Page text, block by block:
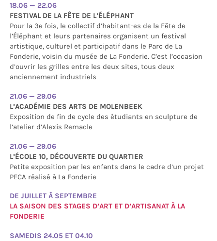
18.06 — 22.06
FESTIVAL DE LA FÊTE DE L’ÉLÉPHANT
Pour la 3e fois, le collectif d’habitant·es de la Fête de
l’Éléphant et leurs partenaires organisent un festival
artistique, culturel et participatif dans le Parc de La
Fonderie, voisin du musée de La Fonderie. C’est l’occasion
d’ouvrir les grilles entre les deux sites, tous deux
anciennement industriels
21.06 — 29.06
L’ACADÉMIE DES ARTS DE MOLENBEEK
Exposition de fin de cycle des étudiants en sculpture de
l’atelier d’Alexis Remacle
21.06 — 29.06
L’ÉCOLE 10, DÉCOUVERTE DU QUARTIER
Petite exposition par les enfants dans le cadre d’un projet
PECA réalisé à La Fonderie
DE JUILLET À SEPTEMBRE
LA SAISON DES STAGES D’ART ET D’ARTISANAT À LA
FONDERIE
SAMEDIS 24.05 ET 04.10